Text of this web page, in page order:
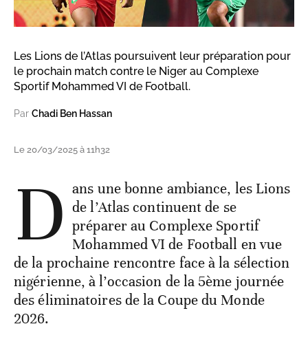
Les Lions de l’Atlas poursuivent leur préparation pour
le prochain match contre le Niger au Complexe
Sportif Mohammed VI de Football.
Par Chadi Ben Hassan
Le 20/03/2025 à 11h32
D ans une bonne ambiance, les Lions
de l’Atlas continuent de se
préparer au Complexe Sportif
Mohammed VI de Football en vue
de la prochaine rencontre face à la sélection
nigérienne, à l’occasion de la 5ème journée
des éliminatoires de la Coupe du Monde
2026.